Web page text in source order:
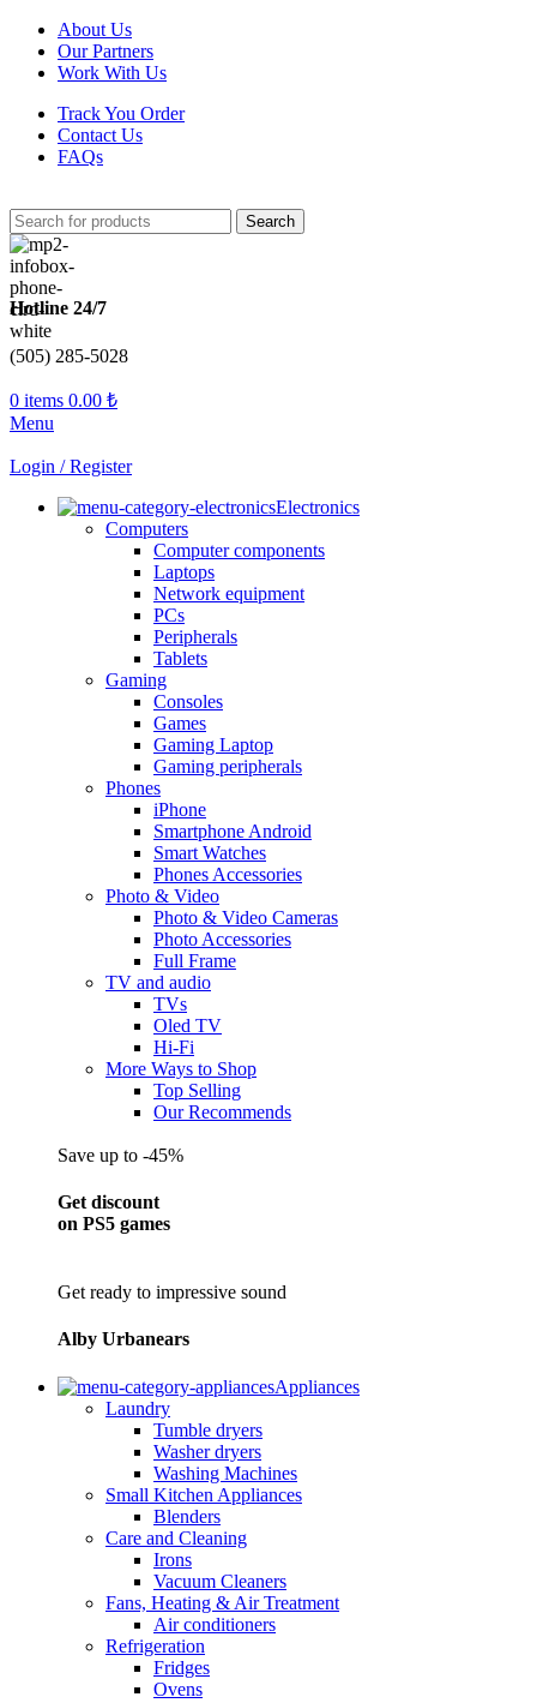
About Us
Our Partners
Work With Us
Track You Order
Contact Us
FAQs
Search
Hotline 24/7
(505) 285-5028
0 items 0.00 ₺
Menu
Login / Register
Electronics
Computers
Computer components
Laptops
Network equipment
PCs
Peripherals
Tablets
Gaming
Consoles
Games
Gaming Laptop
Gaming peripherals
Phones
iPhone
Smartphone Android
Smart Watches
Phones Accessories
Photo & Video
Photo & Video Cameras
Photo Accessories
Full Frame
TV and audio
TVs
Oled TV
Hi-Fi
More Ways to Shop
Top Selling
Our Recommends
Save up to -45%
Get discount
on PS5 games
Get ready to impressive sound
Alby Urbanears
Appliances
Laundry
Tumble dryers
Washer dryers
Washing Machines
Small Kitchen Appliances
Blenders
Care and Cleaning
Irons
Vacuum Cleaners
Fans, Heating & Air Treatment
Air conditioners
Refrigeration
Fridges
Ovens